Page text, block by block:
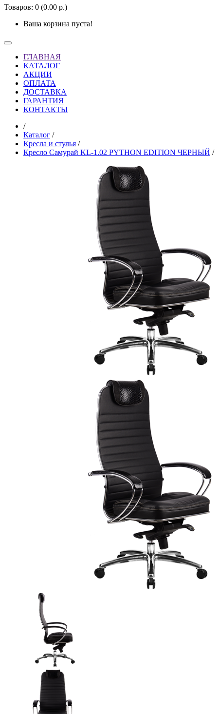
Товаров: 0 (0.00 р.)
Ваша корзина пуста!
ГЛАВНАЯ
КАТАЛОГ
АКЦИИ
ОПЛАТА
ДОСТАВКА
ГАРАНТИЯ
КОНТАКТЫ
/
Каталог /
Кресла и стулья /
Кресло Самурай KL-1.02 PYTHON EDITION ЧЕРНЫЙ /